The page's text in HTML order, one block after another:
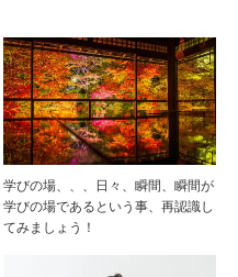
学びの場、、、日々、瞬間、瞬間が
学びの場であるという事、再認識し
てみましょう！